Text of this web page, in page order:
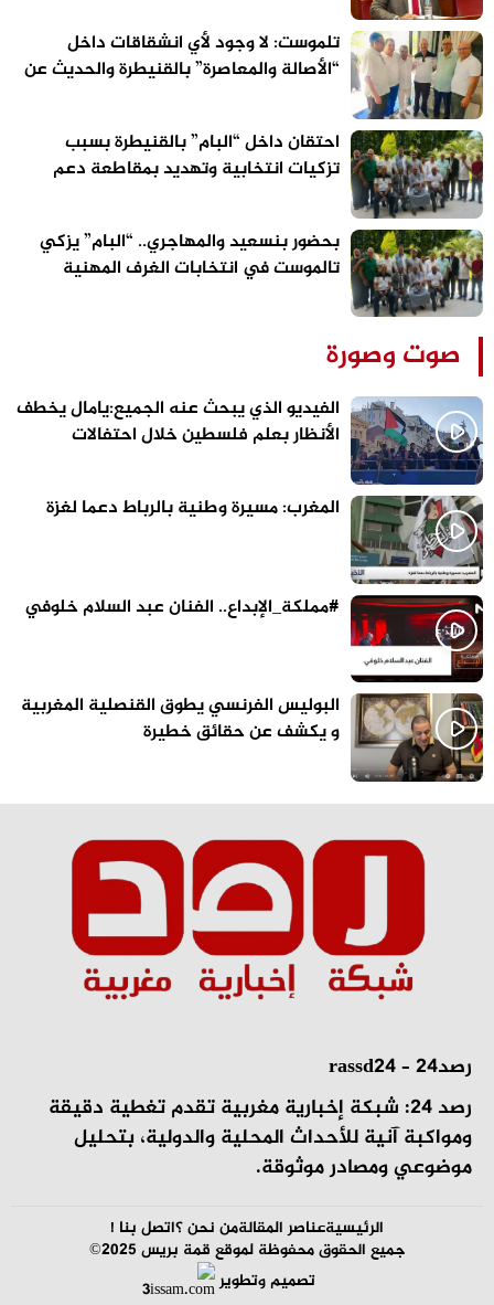
تلموست: لا وجود لأي انشقاقات داخل
“الأصالة والمعاصرة” بالقنيطرة والحديث عن
احتقان داخل “البام” بالقنيطرة بسبب
تزكيات انتخابية وتهديد بمقاطعة دعم
بحضور بنسعيد والمهاجري.. “البام” يزكي
تالموست في انتخابات الغرف المهنية
صوت وصورة
الفيديو الذي يبحث عنه الجميع:يامال يخطف
الأنظار بعلم فلسطين خلال احتفالات
المغرب: مسيرة وطنية بالرباط دعما لغزة
#مملكة_الإبداع.. الفنان عبد السلام خلوفي
البوليس الفرنسي يطوق القنصلية المغربية
و يكشف عن حقائق خطيرة
رصد24 – rassd24
رصد 24: شبكة إخبارية مغربية تقدم تغطية دقيقة
ومواكبة آنية للأحداث المحلية والدولية، بتحليل
موضوعي ومصادر موثوقة.
الرئيسيةعناصر المقالةمن نحن ؟اتصل بنا !
جميع الحقوق محفوظة لموقع قمة بريس 2025©
تصميم وتطوير